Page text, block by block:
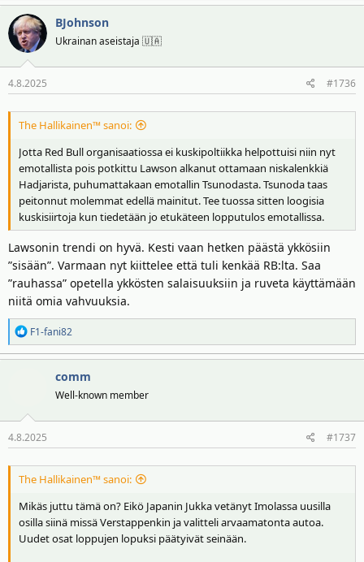
a
k
t
i
o
t
BJohnson
Ukrainan aseistaja 🇺🇦
4.8.2025 #1736
The Hallikainen™ sanoi:
Jotta Red Bull organisaatiossa ei kuskipoltiikka helpottuisi niin nyt
emotallista pois potkittu Lawson alkanut ottamaan niskalenkkiä
Hadjarista, puhumattakaan emotallin Tsunodasta. Tsunoda taas
peitonnut molemmat edellä mainitut. Tee tuossa sitten loogisia
kuskisiirtoja kun tiedetään jo etukäteen lopputulos emotallissa.
Lawsonin trendi on hyvä. Kesti vaan hetken päästä ykkösiin
”sisään”. Varmaan nyt kiittelee että tuli kenkää RB:lta. Saa
”rauhassa” opetella ykkösten salaisuuksiin ja ruveta käyttämään
niitä omia vahvuuksia.
R
e
a
o
t
F1-fani82
comm
Well-known member
4.8.2025 #1737
The Hallikainen™ sanoi:
Mikäs juttu tämä on? Eikö Japanin Jukka vetänyt Imolassa uusilla
osilla siinä missä Verstappenkin ja valitteli arvaamatonta autoa.
Uudet osat loppujen lopuksi päätyivät seinään.